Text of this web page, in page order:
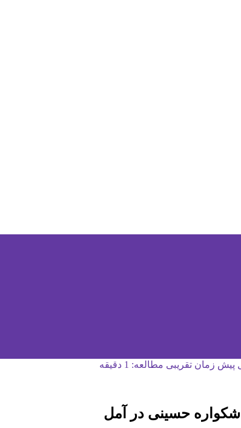
زمان تقریبی مطالعه: 1 دقیقه
حسینی در آمل